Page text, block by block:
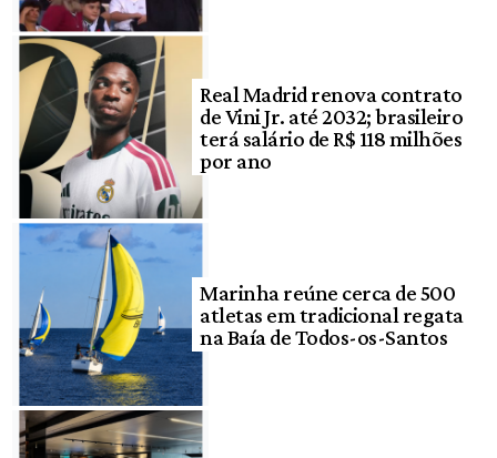
Real Madrid renova contrato
de Vini Jr. até 2032; brasileiro
terá salário de R$ 118 milhões
por ano
Marinha reúne cerca de 500
atletas em tradicional regata
na Baía de Todos-os-Santos